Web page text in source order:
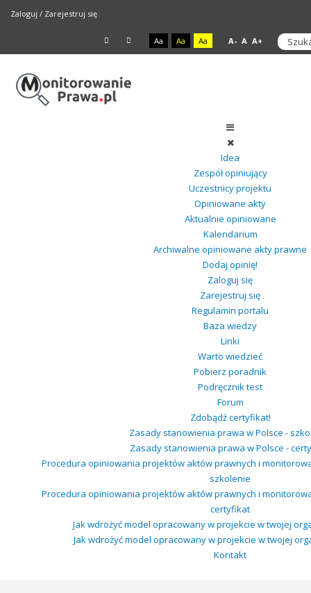
Zaloguj / Zarejestruj się
Aa Aa Aa A- A A+
Idea
Zespół opiniujący
Uczestnicy projektu
Opiniowane akty
Aktualnie opiniowane
Kalendarium
Archiwalne opiniowane akty prawne
Dodaj opinię!
Zaloguj się
Zarejestruj się
Regulamin portalu
Baza wiedzy
Linki
Warto wiedzieć
Pobierz poradnik
Podręcznik test
Forum
Zdobądź certyfikat!
Zasady stanowienia prawa w Polsce -
Zasady stanowienia prawa w Polsce -
Procedura opiniowania projektów aktów prawnych i
szkolenie
Procedura opiniowania projektów aktów prawnych i
certyfikat
Jak wdrożyć model opracowany w projekcie w twojej
Jak wdrożyć model opracowany w projekcie w twojej
Kontakt